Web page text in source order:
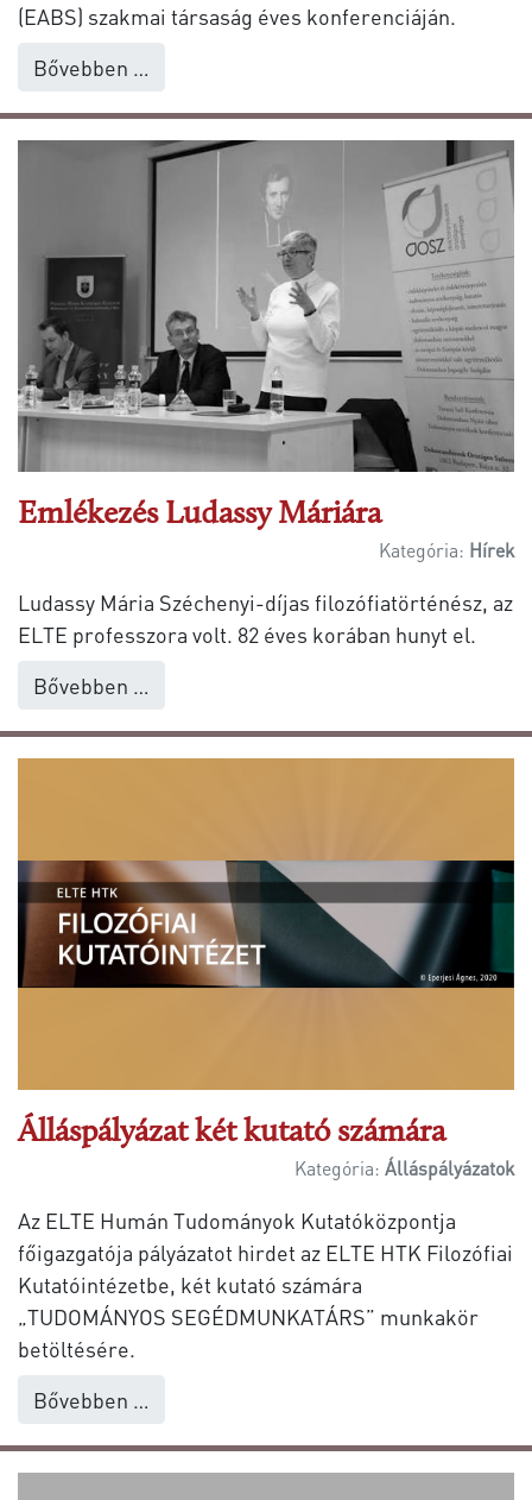
(EABS) szakmai társaság éves konferenciáján.
Bővebben …
Emlékezés Ludassy Máriára
Kategória: Hírek
Ludassy Mária Széchenyi-díjas filozófiatörténész, az
ELTE professzora volt. 82 éves korában hunyt el.
Bővebben …
Álláspályázat két kutató számára
Kategória: Álláspályázatok
Az ELTE Humán Tudományok Kutatóközpontja
főigazgatója pályázatot hirdet az ELTE HTK Filozófiai
Kutatóintézetbe, két kutató számára
„TUDOMÁNYOS SEGÉDMUNKATÁRS” munkakör
betöltésére.
Bővebben …